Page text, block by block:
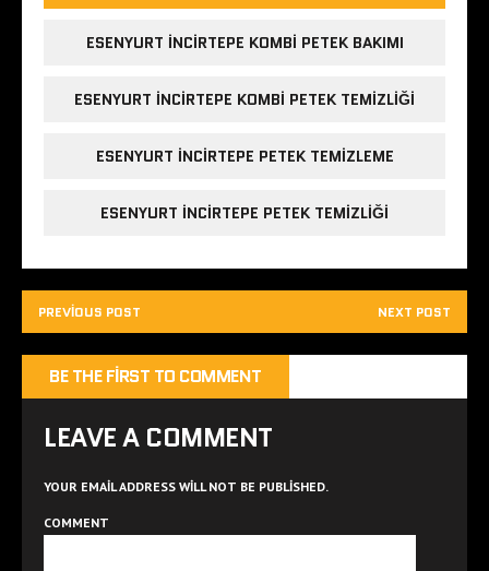
ESENYURT INCIRTEPE KOMBI PETEK BAKIMI
ESENYURT INCIRTEPE KOMBI PETEK TEMIZLIĞI
ESENYURT INCIRTEPE PETEK TEMIZLEME
ESENYURT INCIRTEPE PETEK TEMIZLIĞI
PREVIOUS POST NEXT POST
BE THE FIRST TO COMMENT
LEAVE A COMMENT
YOUR EMAIL ADDRESS WILL NOT BE PUBLISHED.
COMMENT